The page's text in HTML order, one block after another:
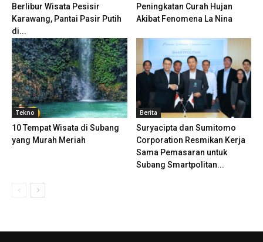
Berlibur Wisata Pesisir
Karawang, Pantai Pasir Putih
di...
Peningkatan Curah Hujan
Akibat Fenomena La Nina
Tekno
10 Tempat Wisata di Subang
yang Murah Meriah
Berita
Suryacipta dan Sumitomo
Corporation Resmikan Kerja
Sama Pemasaran untuk
Subang Smartpolitan...